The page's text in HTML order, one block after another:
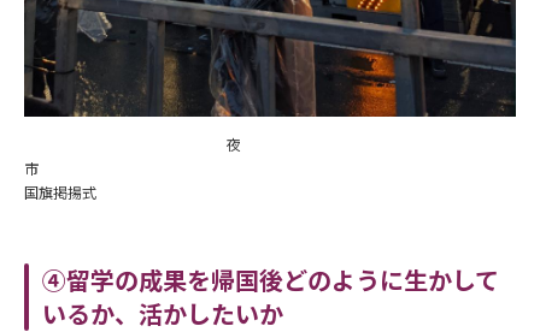
夜
市
国旗掲揚式
④留学の成果を帰国後どのように生かして
いるか、活かしたいか